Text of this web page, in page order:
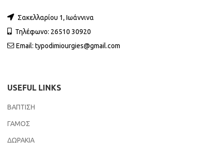
Σακελλαρίου 1, Ιωάννινα
Τηλέφωνο: 26510 30920
Email: typodimiourgies@gmail.com
USEFUL LINKS
ΒΑΠΤΙΣΗ
ΓΑΜΟΣ
ΔΩΡΑΚΙΑ